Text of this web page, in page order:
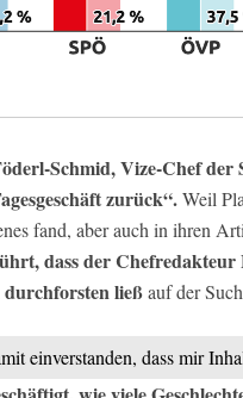
Schmid, Vize-Chef der
zurück“.Weil
fand, aber auch in ihren
dass der Chefredakteur
ließauf der
einverstanden, dass mir